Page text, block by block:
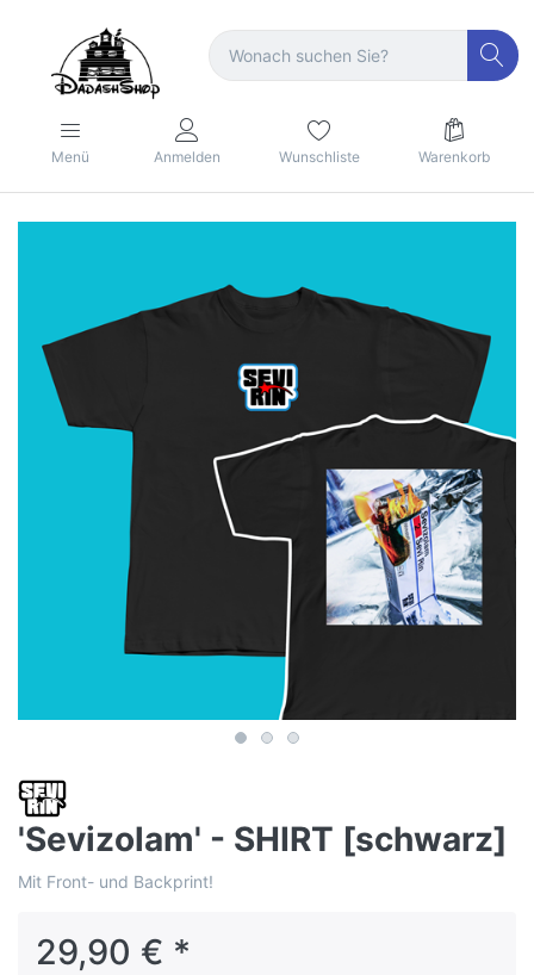
Menü Anmelden Wunschliste Warenkorb
'⁠Sevizolam' - SHIRT [schwarz]
Mit Front- und Backprint!
29,90 € *